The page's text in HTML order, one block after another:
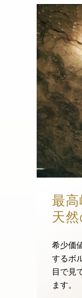
最高
天
希少価
するボ
目で見
ます。